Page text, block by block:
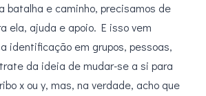
batalha e caminho, precisamos de
ela, ajuda e apoio. E isso vem
identificação em grupos, pessoas,
da ideia de mudar-se a si para
x ou y, mas, na verdade, acho que